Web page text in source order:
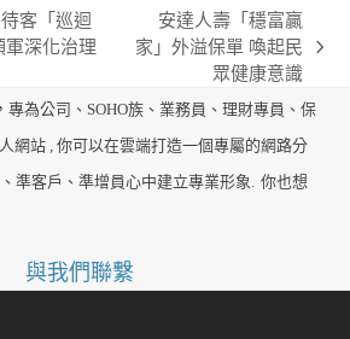
客「巡迴
軍深化治理
next
安達人壽「穩富贏
家」外溢保單 喚起民
眾健康意識
專為公司、SOHO族、業務員、理財專員、保
網站 , 你可以在雲端打造一個專屬的網路分
準客戶、準增員心中建立專業形象. 你也想
與我們聯繫